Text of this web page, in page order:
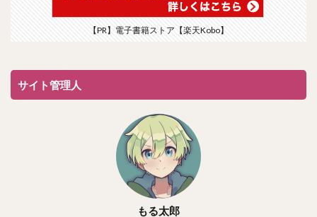
【PR】電子書籍ストア【楽天Kobo】
サイト管理人
もる太郎